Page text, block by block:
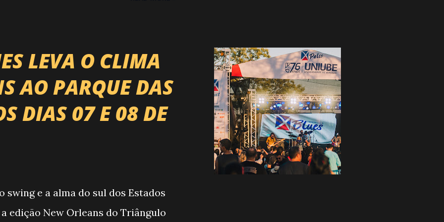
do país enfrentando as
O impacto é tão grande que o
Expozebu Rodeo Shows . E não
🎤 LINE-UP NACIONAL
atrações gigantes da música
forró, piseiro e sofrência nível
LEVA O CLIMA
AO PARQUE DAS
DIAS 07 E 08 DE
swing e a alma do sul dos Estados
edição New Orleans do Triângulo